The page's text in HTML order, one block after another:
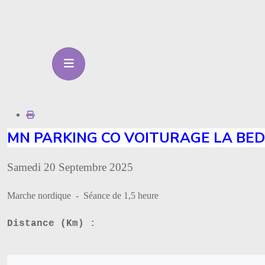
MN PARKING CO VOITURAGE LA
Samedi 20 Septembre 2025
Marche nordique - Séance de 1,5 heure
Distance (Km) :